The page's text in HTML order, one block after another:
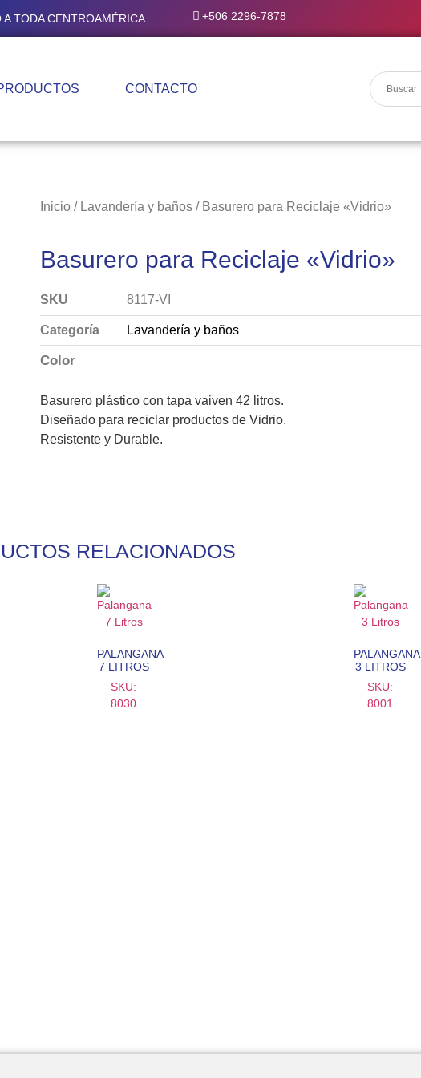
TODA CENTROAMÉRICA. +506 2296-7878
CONTACTO
Inicio/ Lavandería y baños/ Basurero para Reciclaje «Vidrio»
Basurero para Reciclaje «Vidrio»
SKU 8117-VI
Categoría Lavandería y baños
Color
Basurero plástico con tapa vaiven 42 litros.
Diseñado para reciclar productos de Vidrio.
Resistente y Durable.
RELACIONADOS
PALANGANA
7 LITROS
SKU:
8030
PALANGANA
3 LITROS
SKU:
8001